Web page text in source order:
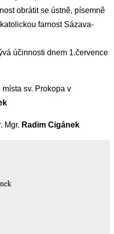
obrátit se ústně, písemně
farnost Sázava-
účinnosti dnem 1.července
sv. Prokopa v
Mgr. Radim Cigánek